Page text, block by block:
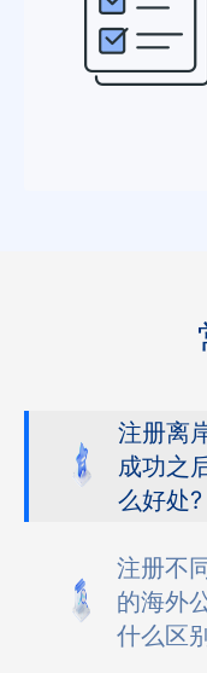
注册离
成功之
么好处?
注册不
的海外
什么区